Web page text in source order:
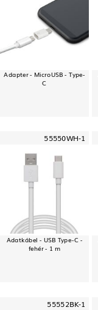
Adapter - MicroUSB - Type-
C
55550WH-1
Adatkábel - USB Type-C -
fehér - 1 m
55552BK-1